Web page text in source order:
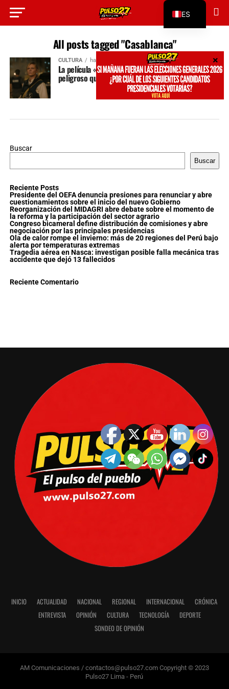
All posts tagged "Casablanca"
CULTURA hace 2 años
La película «Civil War» transmite un mensaje más
peligroso que la violencia que muestra en pantalla
Buscar
Buscar
Reciente Posts
Presidente del OEFA denuncia presiones para renunciar y abre
cuestionamientos sobre el inicio del nuevo Gobierno
Reorganización del MIDAGRI abre debate sobre el momento de
la reforma y la participación del sector agrario
Congreso bicameral define distribución de comisiones y abre
negociación por las principales presidencias
Ola de calor rompe el invierno: más de 20 regiones del Perú bajo
alerta por temperaturas extremas
Tragedia aérea en Nasca: investigan posible falla mecánica tras
accidente que dejó 13 fallecidos
Reciente Comentario
INICIO ACTUALIDAD NACIONAL REGIONAL INTERNACIONAL
CRÓNICA
ENTREVISTA
OPINIÓN CULTURA TECNOLOGÍA
DEPORTE
SONDEO DE OPINIÓN
AM Comunicaciones / contactos@pulso27.com Copyright © 2023
Pulso27 Lima - Perú
ES
EN